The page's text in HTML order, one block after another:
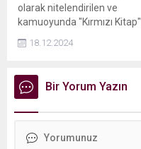
olarak nitelendirilen ve
kamuoyunda "Kırmızı Kitap"
Güvenlik Siyaseti Belgesi'nin
Külliye'de gizli bir toplantı
yapıldı. Cep telefonu ve akıllı
Cumhurbaşkanı Erdoğan'a
18.12.2024
Bir Yorum Yazın